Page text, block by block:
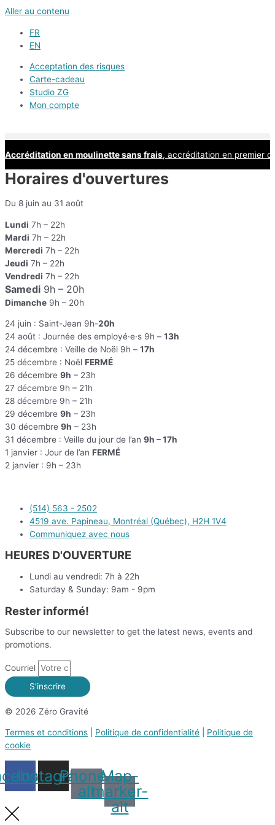
Aller au contenu
FR
EN
Acceptation des risques
Carte-cadeau
Studio ZG
Mon compte
Accréditation en moulinette sans frais, accréditation en premier
Horaires d'ouvertures
Du 8 juin au 31 août
Lundi 7h – 22h
Mardi 7h – 22h
Mercredi 7h – 22h
Jeudi 7h – 22h
Vendredi 7h – 22h
Samedi 9h – 20h
Dimanche 9h – 20h
24 juin : Saint-Jean 9h-20h
24 août : Journée des employé·e·s 9h – 13h
24 décembre : Veille de Noël 9h – 17h
25 décembre : Noël FERMÉ
26 décembre 9h – 23h
27 décembre 9h – 21h
28 décembre 9h – 21h
29 décembre 9h – 23h
30 décembre 9h – 23h
31 décembre : Veille du jour de l’an 9h – 17h
1 janvier : Jour de l’an FERMÉ
2 janvier : 9h – 23h
(514) 563 - 2502
4519 ave. Papineau, Montréal (Québec), H2H 1V4
Communiquez avec nous
HEURES D'OUVERTURE
Lundi au vendredi: 7h à 22h
Saturday & Sunday: 9am - 9pm
Rester informé!
Subscribe to our newsletter to get the latest news, events and
promotions.
Courriel
S'inscrire
© 2026 Zéro Gravité
Termes et conditions Politique de confidentialité
Politique de
cookie
Instagram
Phone-
alt
Map-
marker-
alt